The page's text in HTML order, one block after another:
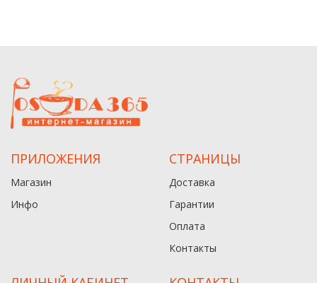
ПРИЛОЖЕНИЯ
Магазин
Инфо
СТРАНИЦЫ
Доставка
Гарантии
Оплата
Контакты